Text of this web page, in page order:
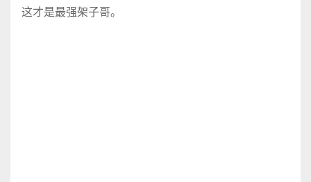
这才是最强架子哥。